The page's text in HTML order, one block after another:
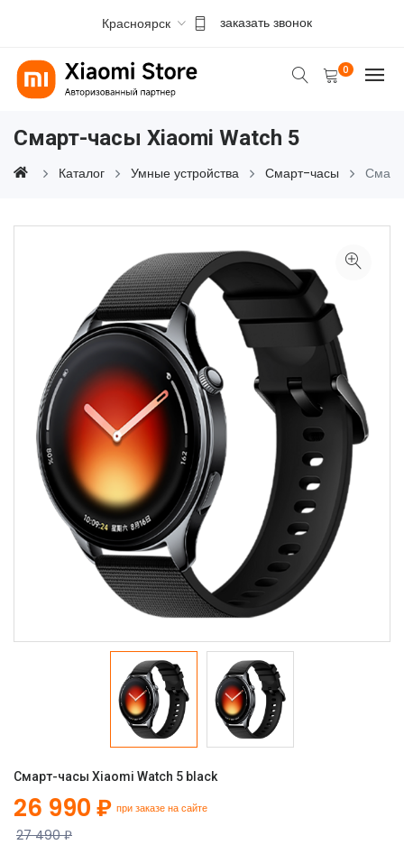
Красноярск заказать звонок
0
Смарт-часы Xiaomi Watch 5
Каталог Умные устройства Смарт-часы
Смарт-часы Xiaomi Watch 5 black
26 990 ₽ при заказе на сайте
27 490 ₽